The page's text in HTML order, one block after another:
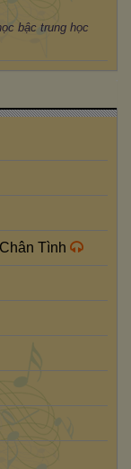
bậc trung học
Tình